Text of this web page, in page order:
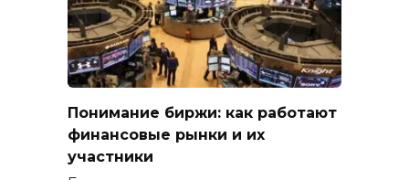
Понимание биржи: как работают
финансовые рынки и их
участники